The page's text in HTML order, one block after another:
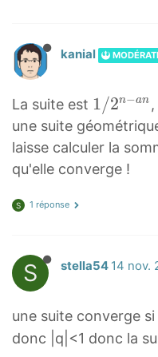
kanial
La suite est 1
/
2
n
/
^
{
1/2n−an
une suite
laisse calculer la
qu'elle converge !
S 1 réponse
S stella54 14 nov.
une suite converge
donc |q|<1 donc la